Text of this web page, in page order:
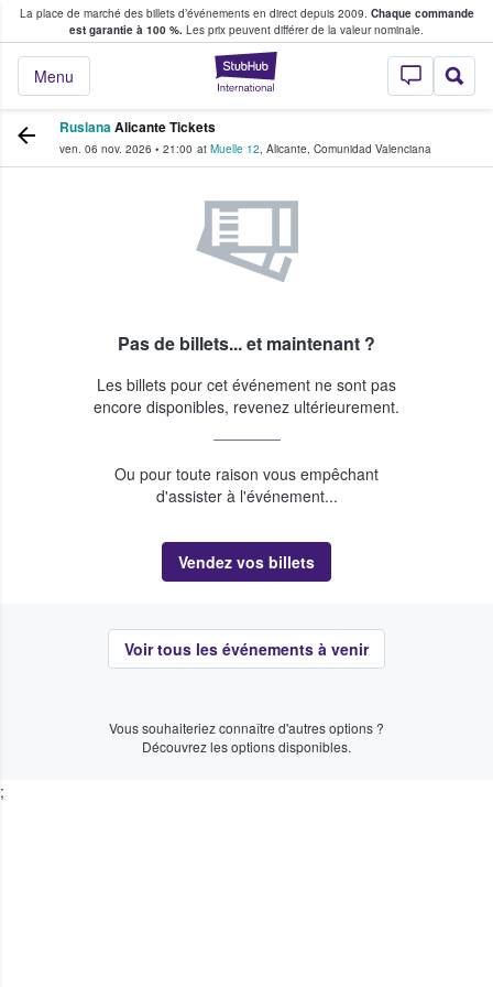
La place de marché des billets d’événements en direct depuis 2009. Chaque commande
est garantie à 100 %. Les prix peuvent différer de la valeur nominale.
StubHub - Où
Menu
fans achètent et vendent des billets
RuslanaAlicante Tickets
ven. 06 nov. 2026 • 21:00 at Muelle 12, Alicante, Comunidad Valenciana
Pas de billets... et maintenant ?
Les billets pour cet événement ne sont pas
encore disponibles, revenez ultérieurement.
Ou pour toute raison vous empêchant
d'assister à l'événement...
Vendez vos billets
Voir tous les événements à venir
Vous souhaiteriez connaître d'autres options ?
Découvrez les options disponibles.
;